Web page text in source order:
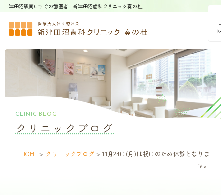
津田沼駅南口すぐの歯医者｜新津田沼歯科クリニック奏の杜
CLINIC BLOG
クリニックブログ
HOME > クリニックブログ >11月24日(月)は祝日のため休診となりま
す。